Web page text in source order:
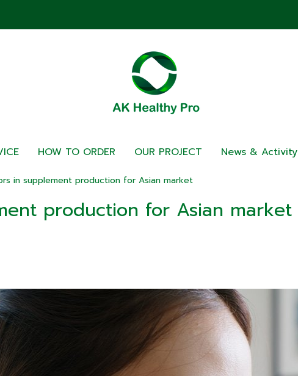
HOW TO ORDER OUR PROJECT News & Activity
in supplement production for Asian market
production for Asian market